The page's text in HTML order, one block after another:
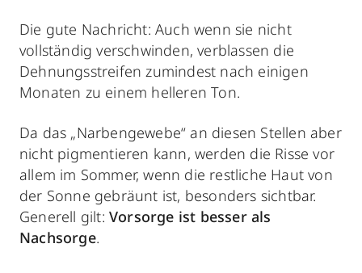
Die gute Nachricht: Auch wenn sie nicht
vollständig verschwinden, verblassen die
Dehnungsstreifen zumindest nach einigen
Monaten zu einem helleren Ton.
Da das „Narbengewebe“ an diesen Stellen aber
nicht pigmentieren kann, werden die Risse vor
allem im Sommer, wenn die restliche Haut von
der Sonne gebräunt ist, besonders sichtbar.
Generell gilt: Vorsorge ist besser als
Nachsorge.